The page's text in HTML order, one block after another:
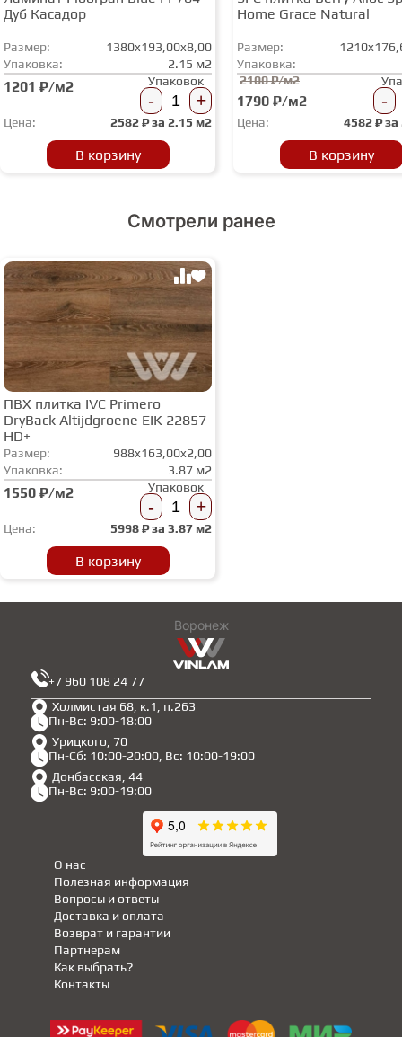
Дуб Касадор
Размер:
1380x193,00x8,00
Упаковка:
2.15 м2
1201 ₽/м2 Упаковок
- +
Цена: 2582₽ за 2.15 м2
В корзину
Home Grace Natural
Размер:
Упаковка:
2100 ₽/м2
1790 ₽/м2 -
Цена: 4582₽ за
В корзину
Смотрели ранее
ПВХ плитка IVC Primero
DryBack Altijdgroene EIK 22857
HD+
Размер:
988x163,00x2,00
Упаковка:
3.87 м2
1550 ₽/м2 Упаковок
- +
Цена: 5998₽ за 3.87 м2
В корзину
Воронеж
Холмистая 68, к.1, п.263
Пн-Вс: 9:00-18:00
Урицкого, 70
Пн-Сб: 10:00-20:00, Вс: 10:00-19:00
Донбасская, 44
Пн-Вс: 9:00-19:00
+7 960 108 24 77
Полезная информация
Партнерам
Вопросы и ответы
Доставка и оплата
Возврат и гарантии
Как выбрать?
О нас
Контакты